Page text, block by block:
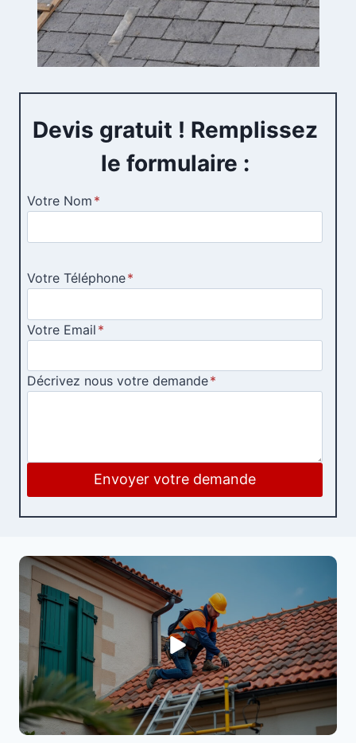
Devis gratuit ! Remplissez
le formulaire :
Votre Nom *
Votre Téléphone*
Votre Email *
Décrivez nous votre demande*
Envoyer votre demande